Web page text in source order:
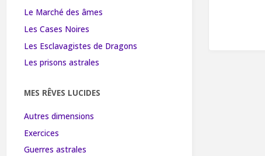
Le Marché des âmes
Les Cases Noires
Les Esclavagistes de Dragons
Les prisons astrales
MES RÊVES LUCIDES
Autres dimensions
Exercices
Guerres astrales